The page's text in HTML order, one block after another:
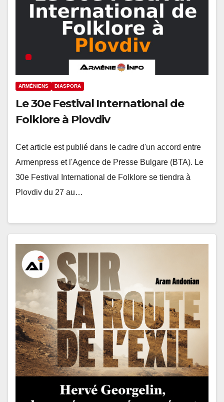
ARMÉNIENS DIASPORA
Le 30e Festival International de
Folklore à Plovdiv
Cet article est publié dans le cadre d'un accord entre
Armenpress et l'Agence de Presse Bulgare (BTA). Le
30e Festival International de Folklore se tiendra à
Plovdiv du 27 au…